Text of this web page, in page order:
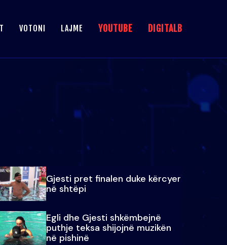
VOTONI LAJME YOUTUBE DIGITALB
Gjesti pret finalen duke kërcyer
në shtëpi
Egli dhe Gjesti shkëmbejnë
puthje teksa shijojnë muzikën
në pishinë